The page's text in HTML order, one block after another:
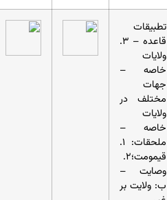
تطبیقات
قاعده – ۳.
ولایات
خاصه –
جهات
مختلف در
ولایات
خاصه –
ملحقات: ۱.
قیمومت؛۲.
وصایت –
ب: ولایت بر